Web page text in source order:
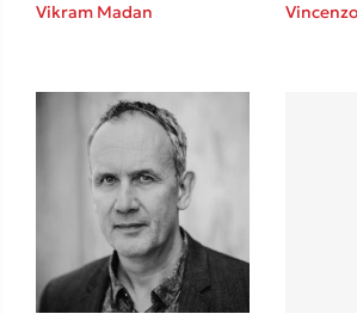
Ιωάννης
Ένας γίγαντας στο
Vikram Madan